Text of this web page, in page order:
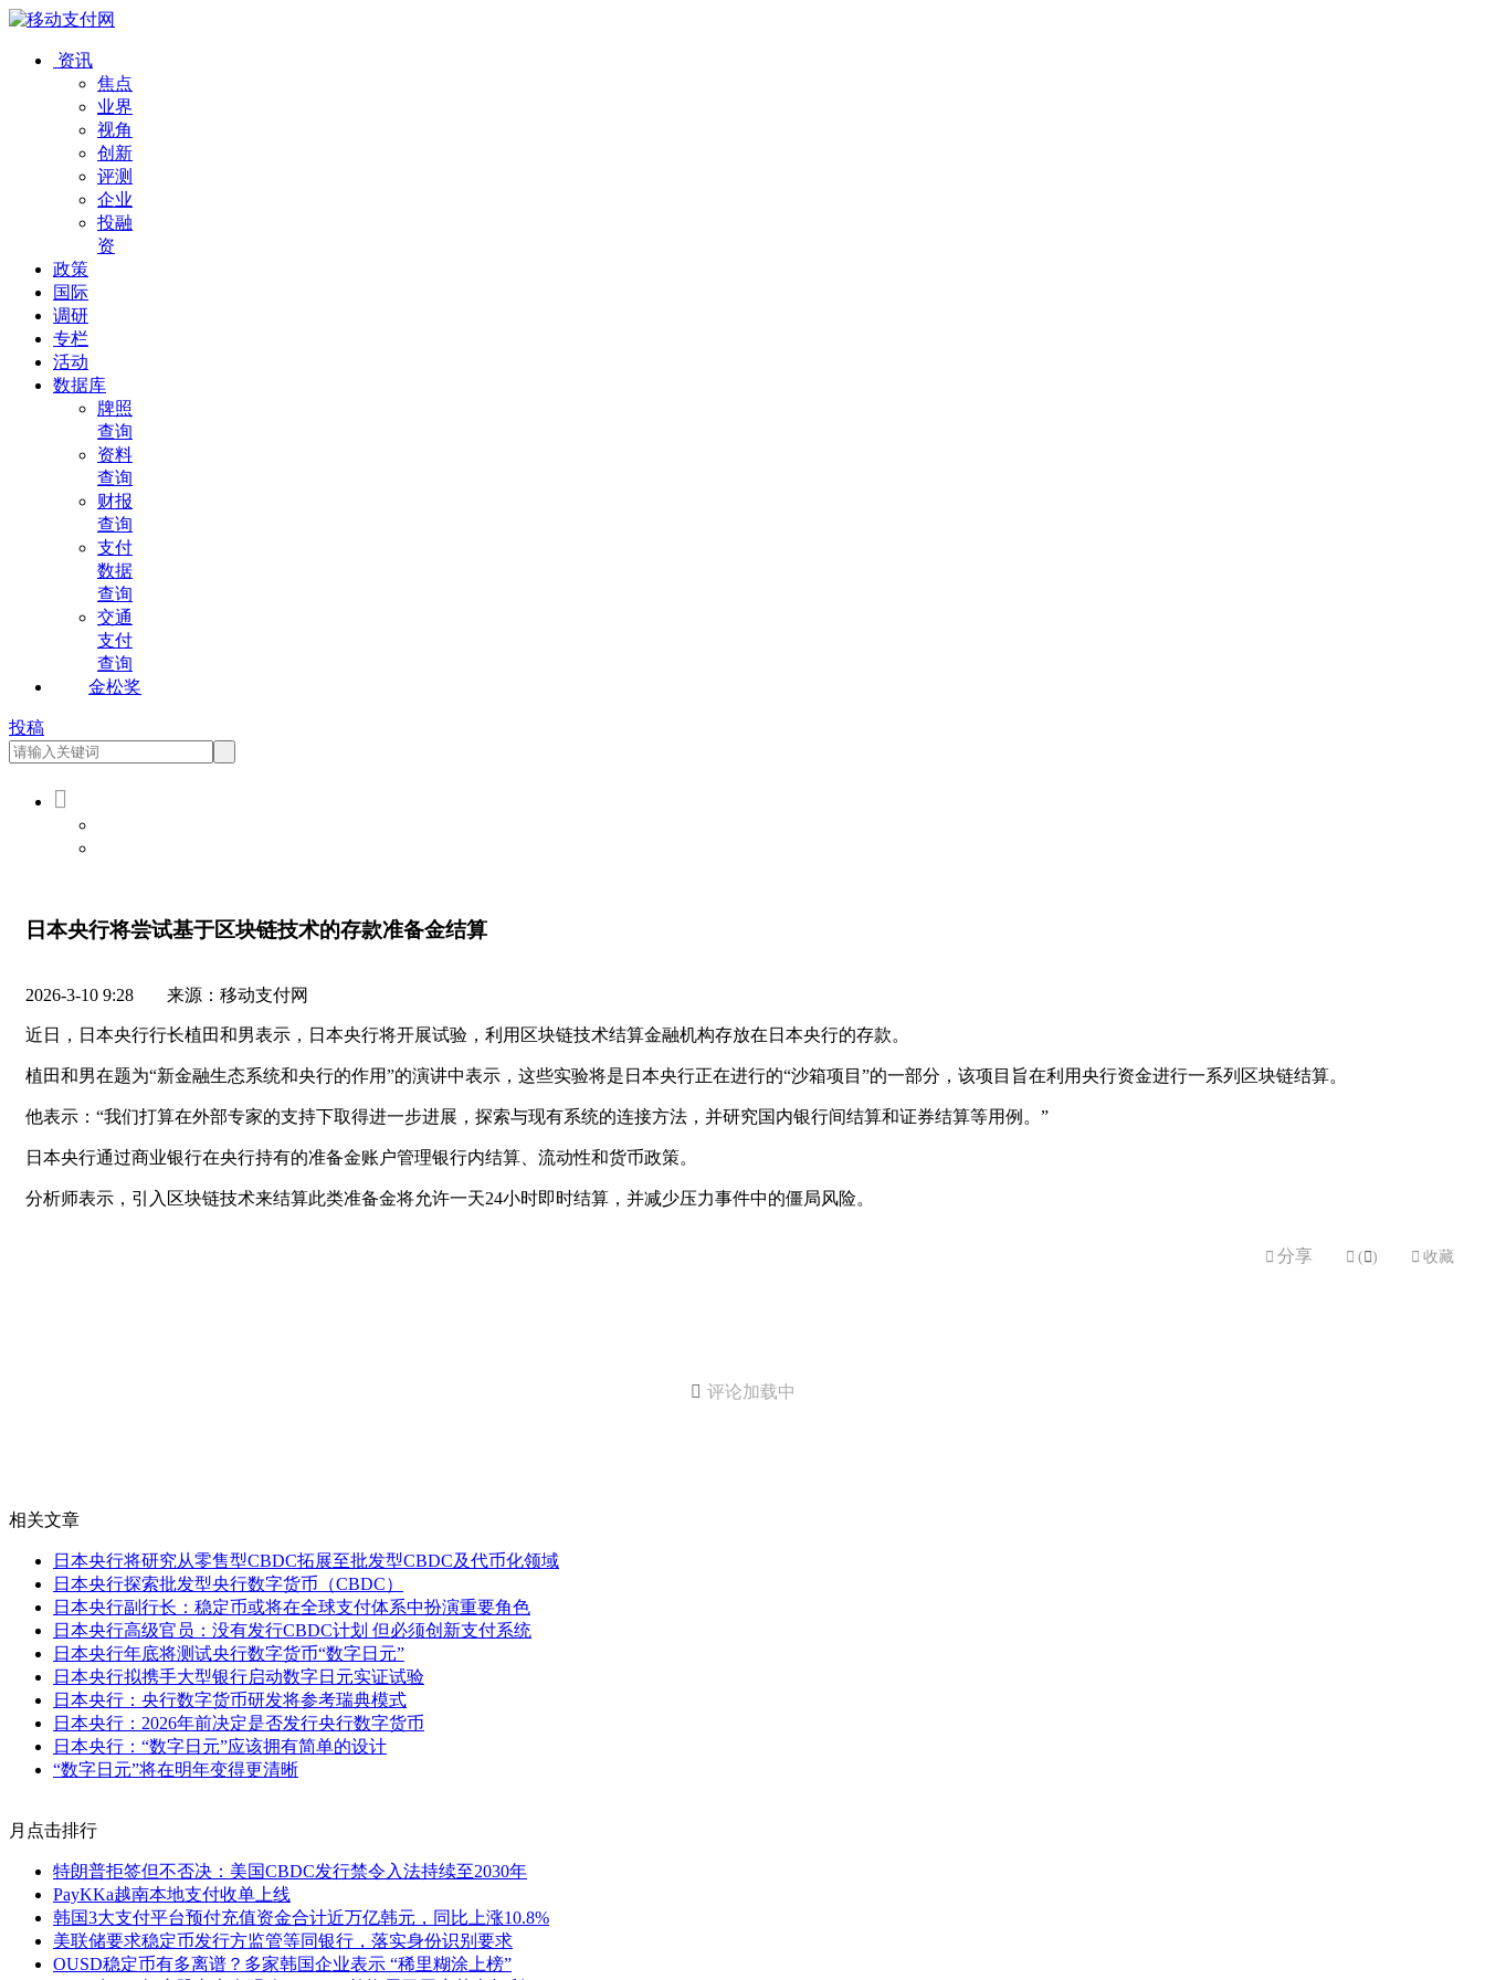
资讯
焦点
业界
视角
创新
评测
企业
投融
资
政策
国际
调研
专栏
活动
数据库
牌照
查询
资料
查询
财报
查询
支付
数据
查询
交通
支付
查询
金松奖
投稿

日本央行将尝试基于区块链技术的存款准备金结算
2026-3-10 9:28 来源：移动支付网
近日，日本央行行长植田和男表示，日本央行将开展试验，利用区块链技术结算金融机构存放在日本央行的存款。
植田和男在题为“新金融生态系统和央行的作用”的演讲中表示，这些实验将是日本央行正在进行的“沙箱项目”的一部分，该项目旨在利用央行资金进行一系列区块链结算。
他表示：“我们打算在外部专家的支持下取得进一步进展，探索与现有系统的连接方法，并研究国内银行间结算和证券结算等用例。”
日本央行通过商业银行在央行持有的准备金账户管理银行内结算、流动性和货币政策。
分析师表示，引入区块链技术来结算此类准备金将允许一天24小时即时结算，并减少压力事件中的僵局风险。
 分享  ( )  收藏
 评论加载中
相关文章
日本央行将研究从零售型CBDC拓展至批发型CBDC及代币化领域
日本央行探索批发型央行数字货币（CBDC）
日本央行副行长：稳定币或将在全球支付体系中扮演重要角色
日本央行高级官员：没有发行CBDC计划 但必须创新支付系统
日本央行年底将测试央行数字货币“数字日元”
日本央行拟携手大型银行启动数字日元实证试验
日本央行：央行数字货币研发将参考瑞典模式
日本央行：2026年前决定是否发行央行数字货币
日本央行：“数字日元”应该拥有简单的设计
“数字日元”将在明年变得更清晰
月点击排行
特朗普拒签但不否决：美国CBDC发行禁令入法持续至2030年
PayKKa越南本地支付收单上线
韩国3大支付平台预付充值资金合计近万亿韩元，同比上涨10.8%
美联储要求稳定币发行方监管等同银行，落实身份识别要求
OUSD稳定币有多离谱？多家韩国企业表示 “稀里糊涂上榜”